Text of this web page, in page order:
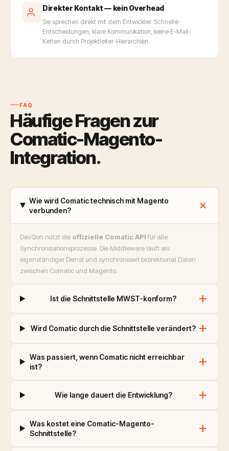
Direkter Kontakt — kein Overhead
Sie sprechen direkt mit dem Entwickler. Schnelle
Entscheidungen, klare Kommunikation, keine E-Mail-
Ketten durch Projektleiter-Hierarchien.
FAQ
Häufige Fragen zur
Comatic-Magento-
Integration.
Wie wird Comatic technisch mit Magento
verbunden?
add
DevQon nutzt die offizielle Comatic API für alle
Synchronisationsprozesse. Die Middleware läuft als
eigenständiger Dienst und synchronisiert bidirektional Daten
zwischen Comatic und Magento.
Ist die Schnittstelle MWST-konform? add
Wird Comatic durch die Schnittstelle verändert? add
Was passiert, wenn Comatic nicht erreichbar
ist?
add
Wie lange dauert die Entwicklung? add
Was kostet eine Comatic-Magento-
Schnittstelle?
add